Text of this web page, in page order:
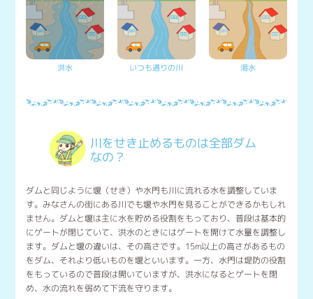
洪水 いつも通りの川 渇水
川をせき止めるものは全部ダム
なの？
ダムと同じように堰（せき）や水門も川に流れる水を調整していま
す。みなさんの街にある川でも堰や水門を見ることができるかもしれ
ません。ダムと堰は主に水を貯める役割をもっており、普段は基本的
にゲートが閉じていて、洪水のときにはゲートを開けて水量を調整し
ます。ダムと堰の違いは、その高さです。15m以上の高さがあるもの
をダム、それより低いものを堰といいます。一方、水門は堤防の役割
をもっているので普段は開いていますが、洪水になるとゲートを閉
め、水の流れを弱めて下流を守ります。